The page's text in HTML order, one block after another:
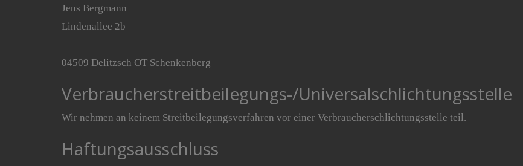
Jens Bergmann
Lindenallee 2b
04509 Delitzsch OT Schenkenberg
Verbraucherstreitbeilegungs-/Universalschlichtungsstelle
Wir nehmen an keinem Streitbeilegungsverfahren vor einer Verbraucherschlichtungsstelle teil.
Haftungsausschluss